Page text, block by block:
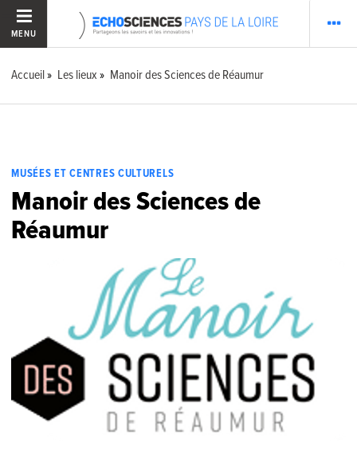
MENU
Accueil Les lieux Manoir des Sciences de Réaumur
MUSÉES ET CENTRES CULTURELS
Manoir des Sciences de
Réaumur